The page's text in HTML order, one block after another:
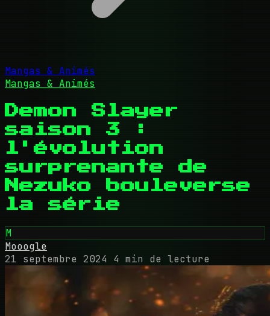
Mangas & Animés
Mangas & Animés
Demon Slayer
saison 3 :
l'évolution
surprenante de
Nezuko bouleverse
la série
M
Mooogle
21 septembre 2024
4 min de lecture